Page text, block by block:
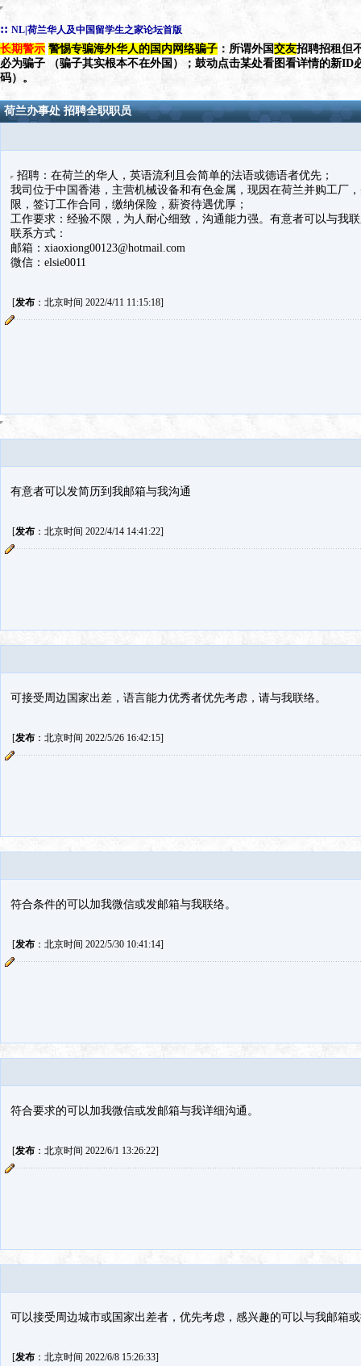
:: NL|荷兰华人及中国留学生之家论坛首版
长期警示 警惕专骗海外华人的国内网络骗子 ：所谓外国交友招聘招租但
必为骗子 （骗子其实根本不在外国）；鼓动点击某处看图看详情的新ID
码）。
荷兰办事处 招聘全职职员
招聘：在荷兰的华人，英语流利且会简单的法语或德语者优先；
我司位于中国香港，主营机械设备和有色金属，现因在荷兰并购工厂
限，签订工作合同，缴纳保险，薪资待遇优厚；
工作要求：经验不限，为人耐心细致，沟通能力强。有意者可以与我
联系方式：
邮箱：xiaoxiong00123@hotmail.com
微信：elsie0011
[发布：北京时间 2022/4/11 11:15:18]
有意者可以发简历到我邮箱与我沟通
[发布：北京时间 2022/4/14 14:41:22]
可接受周边国家出差，语言能力优秀者优先考虑，请与我联络。
[发布：北京时间 2022/5/26 16:42:15]
符合条件的可以加我微信或发邮箱与我联络。
[发布：北京时间 2022/5/30 10:41:14]
符合要求的可以加我微信或发邮箱与我详细沟通。
[发布：北京时间 2022/6/1 13:26:22]
可以接受周边城市或国家出差者，优先考虑，感兴趣的可以与我邮箱
[发布：北京时间 2022/6/8 15:26:33]